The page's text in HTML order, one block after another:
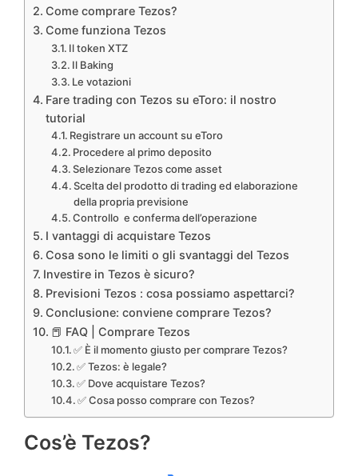
Come comprare Tezos?
Come funziona Tezos
Il token XTZ
Il Baking
Le votazioni
Fare trading con Tezos su eToro: il nostro
tutorial
Registrare un account su eToro
Procedere al primo deposito
Selezionare Tezos come asset
Scelta del prodotto di trading ed elaborazione
della propria previsione
Controllo e conferma dell’operazione
I vantaggi di acquistare Tezos
Cosa sono le limiti o gli svantaggi del Tezos
Investire in Tezos è sicuro?
Previsioni Tezos : cosa possiamo aspettarci?
Conclusione: conviene comprare Tezos?
📕 FAQ | Comprare Tezos
✅ È il momento giusto per comprare Tezos?
✅ Tezos: è legale?
✅ Dove acquistare Tezos?
✅ Cosa posso comprare con Tezos?
Cos’è Tezos?